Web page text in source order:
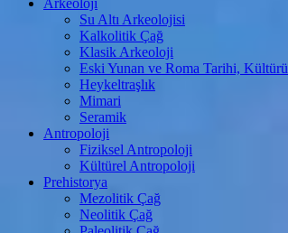
Arkeoloji
Su Altı Arkeolojisi
Kalkolitik Çağ
Klasik Arkeoloji
Eski Yunan ve Roma Tarihi, Kültürü
Heykeltraşlık
Mimari
Seramik
Antropoloji
Fiziksel Antropoloji
Kültürel Antropoloji
Prehistorya
Mezolitik Çağ
Neolitik Çağ